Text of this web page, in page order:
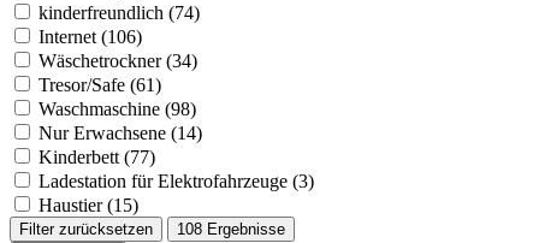
kinderfreundlich (74)
Internet (106)
Wäschetrockner (34)
Tresor/Safe (61)
Waschmaschine (98)
Nur Erwachsene (14)
Kinderbett (77)
Ladestation für Elektrofahrzeuge (3)
Haustier (15)
Filter zurücksetzen
108 Ergebnisse